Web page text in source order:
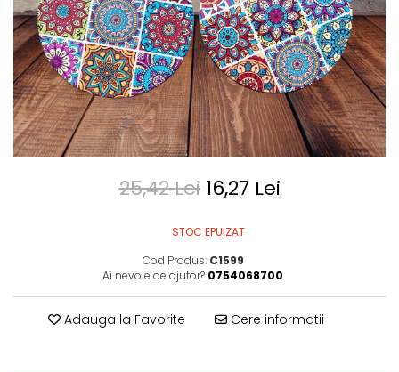
25,42 Lei 16,27 Lei
STOC EPUIZAT
Cod Produs: C1599
Ai nevoie de ajutor? 0754068700
Adauga la Favorite Cere informatii